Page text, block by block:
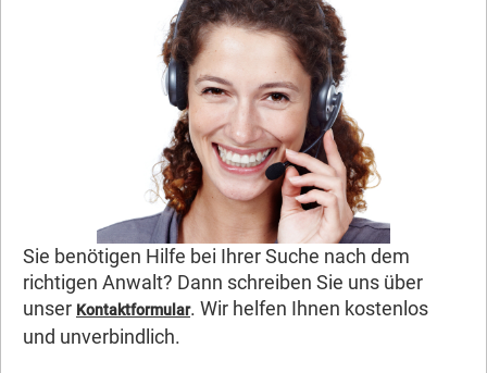
Sie benötigen Hilfe bei Ihrer Suche nach dem
richtigen Anwalt? Dann schreiben Sie uns über
unser Kontaktformular. Wir helfen Ihnen kostenlos
und unverbindlich.